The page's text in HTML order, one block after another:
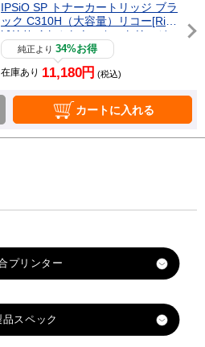
IPSiO SP トナーカートリッジ ブラ
ック C310H（大容量）リコー[Rico
h]リサイクルトナーカートリッジ
純正より34%お得
在庫あり 11,180円 (税込)
カートに入れる